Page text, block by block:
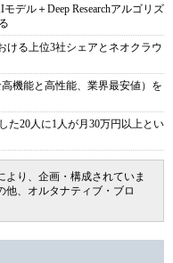
ル＋Deep Researchアルゴリズ
ける上位3社シェアとネオクラウ
機能と高性能、業界最安値）を
た20人に1人が月30万円以上とい
り、企画・構成されていま
他、オルタナティブ・ブロ